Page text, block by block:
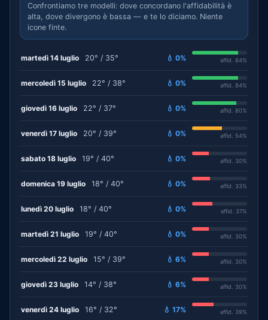
Confrontiamo tre modelli: dove concordano l'affidabilità è
alta, dove divergono è bassa — e te lo diciamo. Niente
icone finte.
martedì 14 luglio 20° / 35° 💧 0% affid. 84%
mercoledì 15 luglio 22° / 38° 💧 0% affid. 84%
giovedì 16 luglio 22° / 37° 💧 0% affid. 80%
venerdì 17 luglio 20° / 39° 💧 0% affid. 54%
sabato 18 luglio 19° / 40° 💧 0% affid. 30%
domenica 19 luglio 18° / 40° 💧 0% affid. 33%
lunedì 20 luglio 18° / 40° 💧 0% affid. 37%
martedì 21 luglio 19° / 40° 💧 0% affid. 30%
mercoledì 22 luglio 15° / 39° 💧 6% affid. 30%
giovedì 23 luglio 14° / 38° 💧 6% affid. 30%
venerdì 24 luglio 16° / 32° 💧 17% affid. 39%